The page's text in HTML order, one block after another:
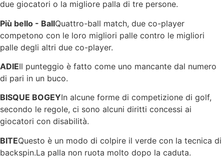
due giocatori o la migliore palla di tre persone.
Più bello - BallQuattro-ball match, due co-player
competono con le loro migliori palle contro le migliori
palle degli altri due co-player.
ADIEIl punteggio è fatto come uno mancante dal numero
di pari in un buco.
BISQUE BOGEYIn alcune forme di competizione di golf,
secondo le regole, ci sono alcuni diritti concessi ai
giocatori con disabilità.
BITEQuesto è un modo di colpire il verde con la tecnica di
backspin.La palla non ruota molto dopo la caduta.